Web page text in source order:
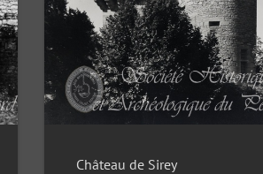
Château de Sirey